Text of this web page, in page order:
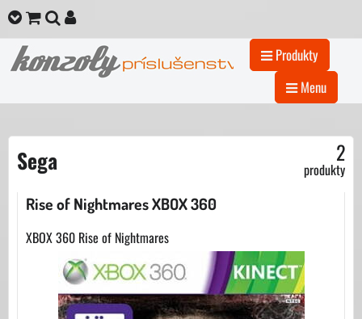
Produkty
Menu
Sega 2
produkty
Rise of Nightmares XBOX 360
XBOX 360 Rise of Nightmares